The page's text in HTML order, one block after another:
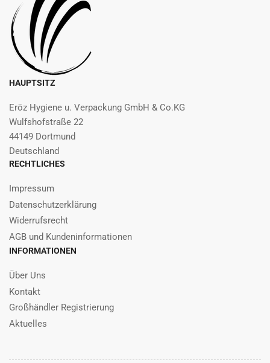
HAUPTSITZ
Eröz Hygiene u. Verpackung GmbH & Co.KG
Wulfshofstraße 22
44149 Dortmund
Deutschland
RECHTLICHES
Impressum
Datenschutzerklärung
Widerrufsrecht
AGB und Kundeninformationen
INFORMATIONEN
Über Uns
Kontakt
Großhändler Registrierung
Aktuelles